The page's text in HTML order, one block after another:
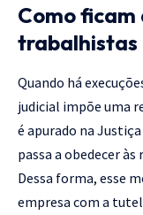
Como ficam
trabalhistas
Quando há
judicial impõe uma
é apurado na
passa a obedecer
Dessa forma, esse
empresa com a